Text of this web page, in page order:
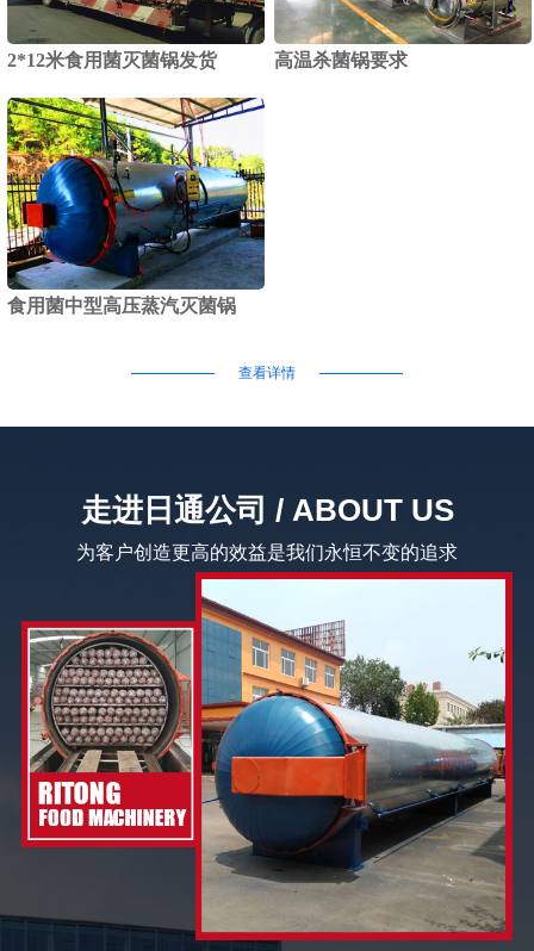
2*12米食用菌灭菌锅发货 高温杀菌锅要求
食用菌中型高压蒸汽灭菌锅
查看详情
走进日通公司 / ABOUT US
为客户创造更高的效益是我们永恒不变的追求